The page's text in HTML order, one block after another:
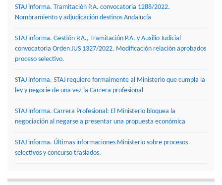
STAJ informa. Tramitación P.A. convocatoria 1288/2022.
Nombramiento y adjudicación destinos Andalucía
STAJ informa. Gestión P.A., Tramitación P.A. y Auxilio Judicial
convocatoria Orden JUS 1327/2022. Modificación relación aprobados
proceso selectivo.
STAJ informa. STAJ requiere formalmente al Ministerio que cumpla la
ley y negocie de una vez la Carrera profesional
STAJ informa. Carrera Profesional: El Ministerio bloquea la
negociación al negarse a presentar una propuesta económica
STAJ informa. Últimas informaciones Ministerio sobre procesos
selectivos y concurso traslados.